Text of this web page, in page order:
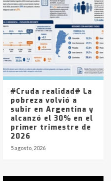
5: falleció un
Lauquen
los combustibles en
YPF hasta Axion
pesos
#Cruda realidad# La
pobreza volvió a
subir en Argentina y
alcanzó el 30% en el
primer trimestre de
2026
5 agosto, 2026